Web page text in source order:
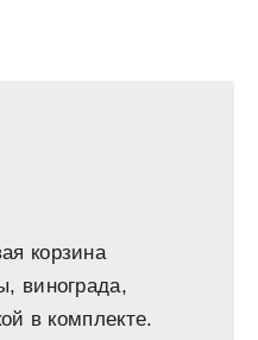
корзина
винограда,
в комплекте.